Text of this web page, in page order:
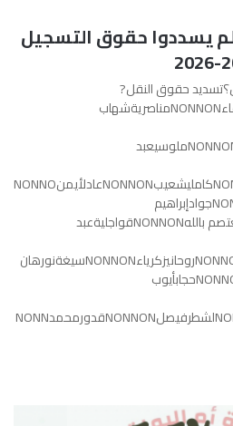
لم يسددوا حقوق التسجيل
حقوق النقل?
بلخيريشروقNONNONبومهديدعاءNONNONمناصريةشهاب
الرحمانNONNONبوشعالةوائلNONNONملوسيعبد
الناصرNONNONقرايصهيبNONNONكامليشعيبNONNONعادلأيمنNONNO
Nكوردانيمحمد ضياء الدينNONNONجوادإبراهيم
خليلNONNONسليمانيمحمد معتصم باللهNONNONقواجليةعبد
الرحمانNONNONعربةيعقوبNONNONروحانيزكرياءNONNONسيغةنورهان
NONNONسعدونمحمد أمينNONNONحجابأيوب
هاشمNONNONيحيوسيمNONNONلشطرفيصلNONNONقدورمحمدNONN